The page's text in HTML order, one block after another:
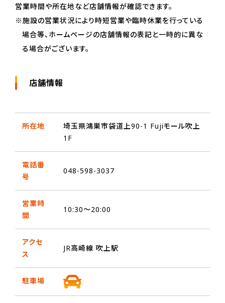
営業時間や所在地など店舗情報が確認できます。
※施設の営業状況により時短営業や臨時休業を行っている
場合等、ホームページの店舗情報の表記と一時的に異な
る場合がございます。
店舗情報
所在地
埼玉県鴻巣市袋道上90-1 Fujiモール吹上
1F
電話番
号
048-598-3037
営業時
間
10:30～20:00
アクセ
ス
JR高崎線 吹上駅
駐車場